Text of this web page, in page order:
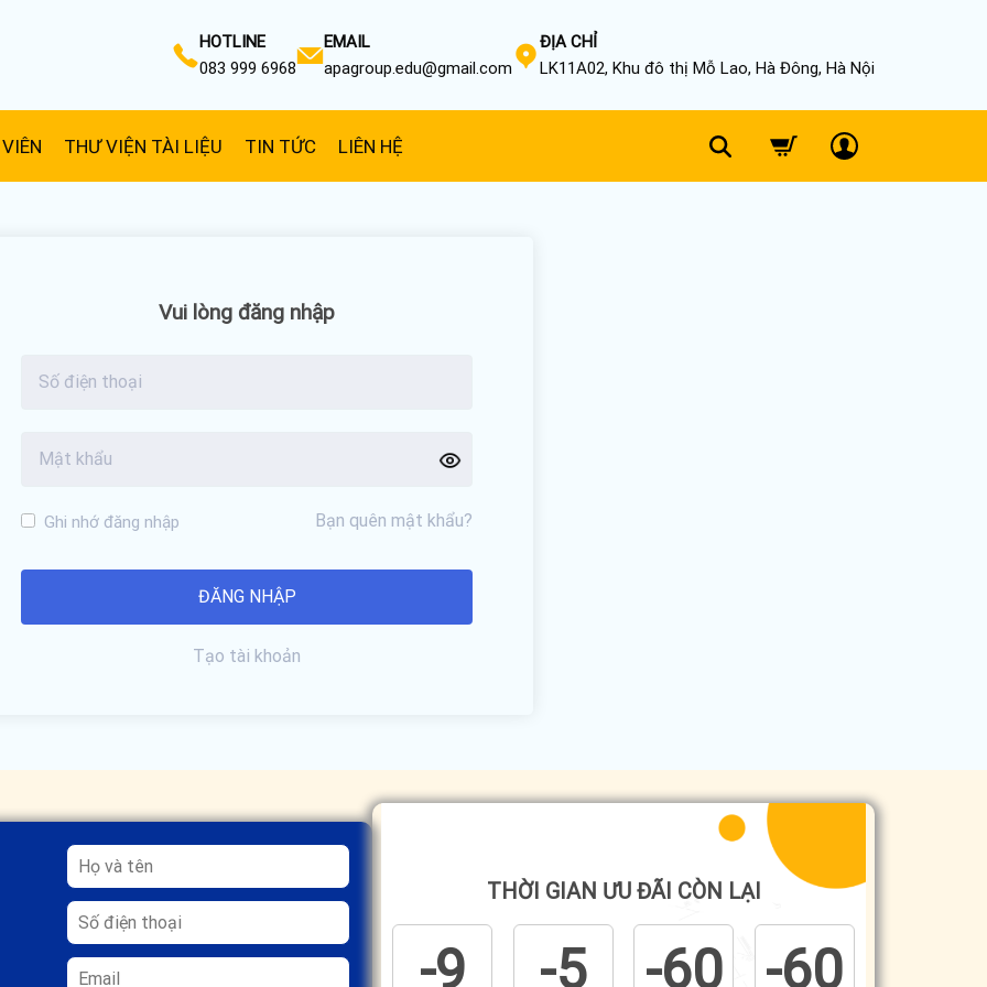
HOTLINE
083 999 6968
EMAIL
apagroup.edu@gmail.com
ĐỊA CHỈ
LK11A02, Khu đô thị Mỗ Lao, Hà Đông, Hà Nội
THƯ VIỆN TÀI LIỆU TIN TỨC LIÊN HỆ
Vui lòng đăng nhập
Ghi nhớ đăng nhập Bạn quên mật khẩu?
Tạo tài khoản
THỜI GIAN ƯU ĐÃI CÒN LẠI
-9 -6 -1 -1